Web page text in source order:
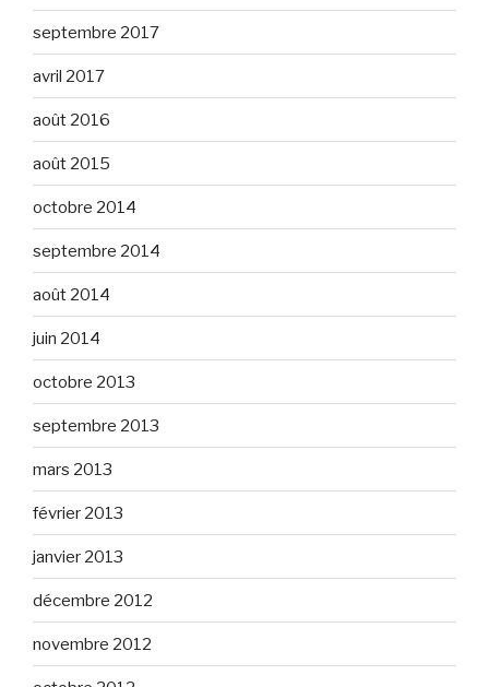
septembre 2017
avril 2017
août 2016
août 2015
octobre 2014
septembre 2014
août 2014
juin 2014
octobre 2013
septembre 2013
mars 2013
février 2013
janvier 2013
décembre 2012
novembre 2012